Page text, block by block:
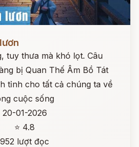
tuy thưa mà khó lọt. Câu
bị Quan Thế Âm Bồ Tát
tỉnh cho tất cả chúng ta về
cuộc sống
20-01-2026
⭐ 4.8
952 lượt đọc